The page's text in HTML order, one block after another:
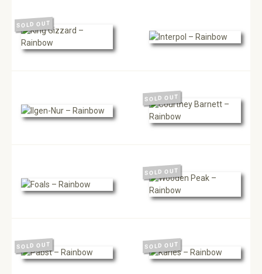
SOLD OUT
SOLD OUT
SOLD OUT
SOLD OUT SOLD OUT